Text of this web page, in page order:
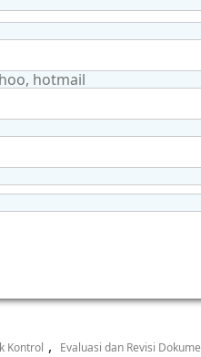
Kontrol , Evaluasi dan Revisi